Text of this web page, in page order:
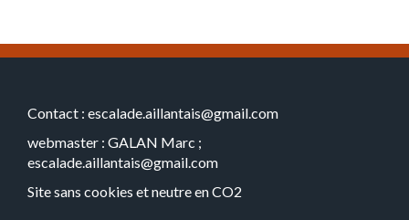
Contact : escalade.aillantais@gmail.com
webmaster : GALAN Marc ;
escalade.aillantais@gmail.com
Site sans cookies et neutre en CO2